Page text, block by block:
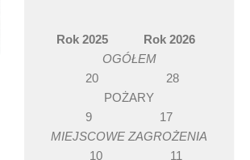
Rok 2025 Rok 2026
OGÓŁEM
20 28
POŻARY
9 17
MIEJSCOWE ZAGROŻENIA
10 11